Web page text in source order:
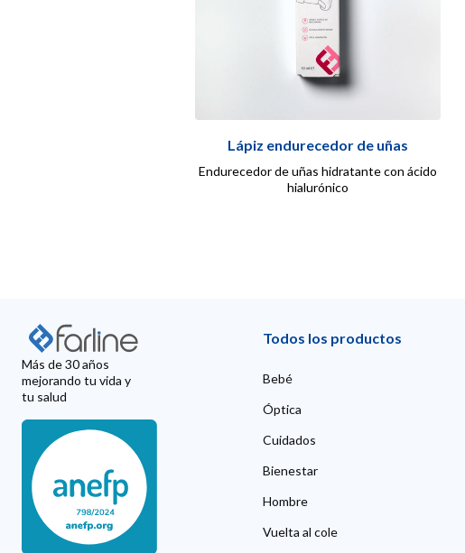
Lápiz endurecedor de uñas
Endurecedor de uñas hidratante con ácido
hialurónico
Más de 30 años
mejorando tu vida y
tu salud
Todos los productos
Bebé
Óptica
Cuidados
Bienestar
Hombre
Vuelta al cole